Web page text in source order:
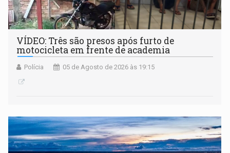
VÍDEO: Três são presos após furto de
motocicleta em frente de academia
Polícia 05 de Agosto de 2026 às 19:15